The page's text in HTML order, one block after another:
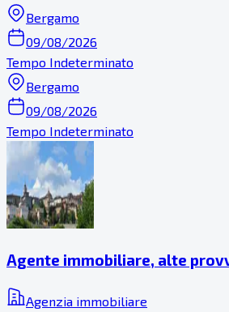
Bergamo
09/08/2026
Tempo Indeterminato
Bergamo
09/08/2026
Tempo Indeterminato
Agente immobiliare, alte
Agenzia immobiliare